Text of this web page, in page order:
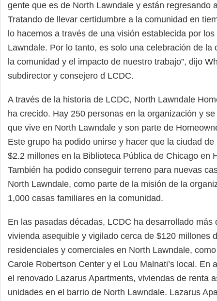
gente que es de North Lawndale y están regresando
Tratando de llevar certidumbre a la comunidad en
lo hacemos a través de una visión establecida por
Lawndale. Por lo tanto, es solo una celebración de la
la comunidad y el impacto de nuestro trabajo”, dijo
subdirector y consejero d LCDC.
A través de la historia de LCDC, North Lawndale
ha crecido. Hay 250 personas en la organización y
que vive en North Lawndale y son parte de
Este grupo ha podido unirse y hacer que la ciudad
$2.2 millones en la Biblioteca Pública de Chicago en
También ha podido conseguir terreno para nuevas
North Lawndale, como parte de la misión de la
1,000 casas familiares en la comunidad.
En las pasadas décadas, LCDC ha desarrollado más
vivienda asequible y vigilado cerca de $120 millones
residenciales y comerciales en North Lawndale,
Carole Robertson Center y el Lou Malnati’s local. En
el renovado Lazarus Apartments, viviendas de renta
unidades en el barrio de North Lawndale. Lazarus